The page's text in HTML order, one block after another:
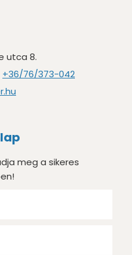
utca 8.
+36/76/373-042
meg a sikeres